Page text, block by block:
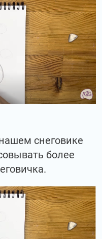
снеговике
более